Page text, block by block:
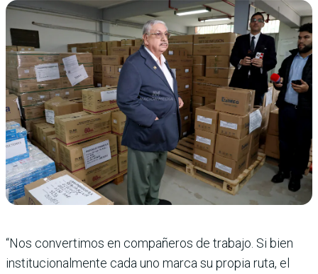
“Nos convertimos en compañeros de trabajo. Si bien
institucionalmente cada uno marca su propia ruta, el